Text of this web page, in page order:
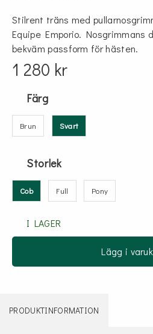
Stilrent träns med
Equipe Emporio. Nosgrimmans
bekväm passform för hästen.
1 280 kr
Färg
Brun Svart
Storlek
Cob Full Pony
I LAGER
Lägg i
PRODUKTINFORMATION